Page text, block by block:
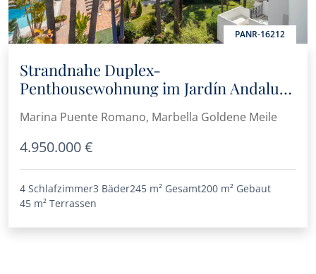
PANR-16212
Strandnahe Duplex-
Penthousewohnung im Jardín Andaluz
in Marina Puente Romano
Marina Puente Romano, Marbella Goldene Meile
4.950.000 €
4 Schlafzimmer3 Bäder245 m² Gesamt200 m² Gebaut
45 m² Terrassen